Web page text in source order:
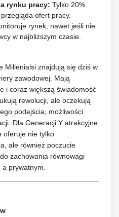
rynku pracy: Tylko 20%
ofert pracy.
rynek, nawet jeśli nie
w najbliższym czasie.
Millenialsi znajdują się dziś w
zawodowej. Mają
i coraz większą świadomość
rewolucji, ale oczekują
podejścia, możliwości
Dla Generacji Y atrakcyjne
oferuje nie tylko
ale również poczucie
zachowania równowagi
a prywatnym.